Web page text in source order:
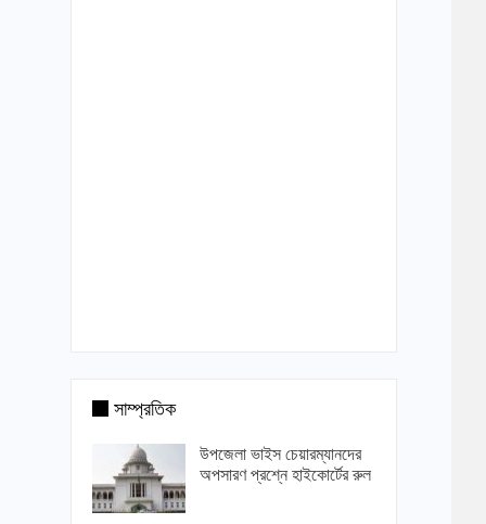
সাম্প্রতিক
উপজেলা ভাইস চেয়ারম্যানদের
অপসারণ প্রশ্নে হাইকোর্টের রুল